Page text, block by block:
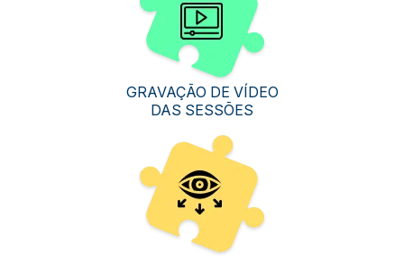
GRAVAÇÃO DE VÍDEO
DAS SESSÕES